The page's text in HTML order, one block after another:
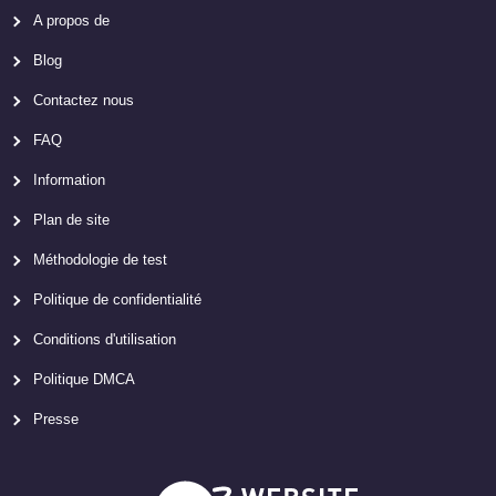
A propos de
Blog
Contactez nous
FAQ
Information
Plan de site
Méthodologie de test
Politique de confidentialité
Conditions d'utilisation
Politique DMCA
Presse